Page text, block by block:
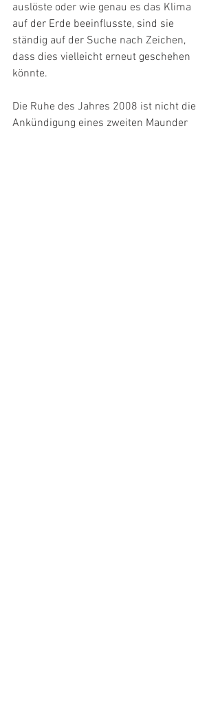
auslöste oder wie genau es das Klima
auf der Erde beeinflusste, sind sie
ständig auf der Suche nach Zeichen,
dass dies vielleicht erneut geschehen
könnte.
Die Ruhe des Jahres 2008 ist nicht die
Ankündigung eines zweiten Maunder